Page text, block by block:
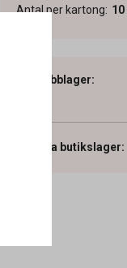
Antal per kartong: 10
Webblager:
Visa butikslager: